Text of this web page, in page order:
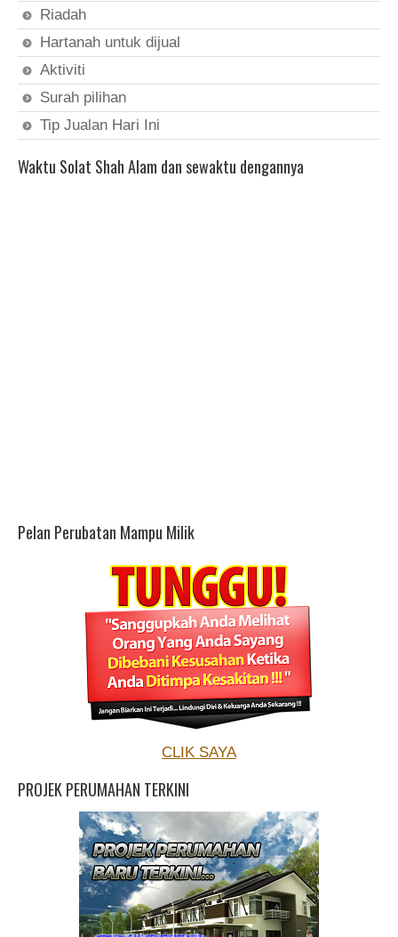
Riadah
Hartanah untuk dijual
Aktiviti
Surah pilihan
Tip Jualan Hari Ini
Waktu Solat Shah Alam dan sewaktu dengannya
Pelan Perubatan Mampu Milik
CLIK SAYA
PROJEK PERUMAHAN TERKINI